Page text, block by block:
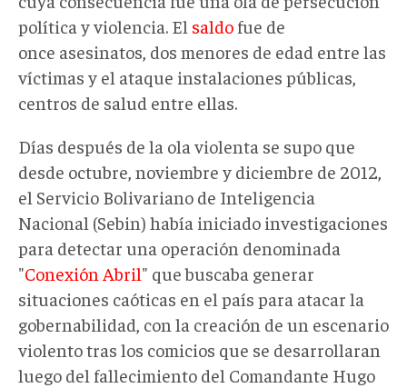
política y violencia. El saldo fue de
once asesinatos, dos menores de edad entre las
víctimas y el ataque instalaciones públicas,
centros de salud entre ellas.
Días después de la ola violenta se supo que
desde octubre, noviembre y diciembre de 2012,
el Servicio Bolivariano de Inteligencia
Nacional (Sebin) había iniciado investigaciones
para detectar una operación denominada
"Conexión Abril" que buscaba generar
situaciones caóticas en el país para atacar la
gobernabilidad, con la creación de un escenario
violento tras los comicios que se desarrollaran
luego del fallecimiento del Comandante Hugo